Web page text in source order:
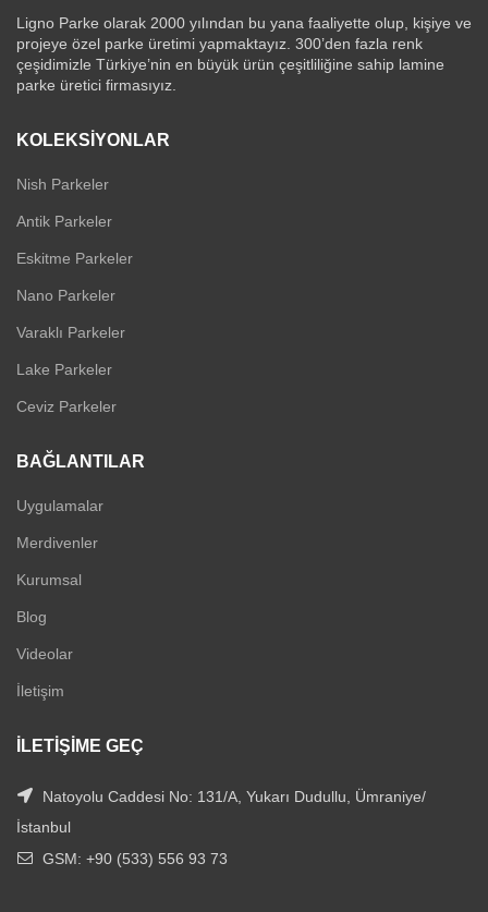
Ligno Parke olarak 2000 yılından bu yana faaliyette olup, kişiye ve
projeye özel parke üretimi yapmaktayız. 300’den fazla renk
çeşidimizle Türkiye’nin en büyük ürün çeşitliliğine sahip lamine
parke üretici firmasıyız.
KOLEKSIYONLAR
Nish Parkeler
Antik Parkeler
Eskitme Parkeler
Nano Parkeler
Varaklı Parkeler
Lake Parkeler
Ceviz Parkeler
BAĞLANTILAR
Uygulamalar
Merdivenler
Kurumsal
Blog
Videolar
İletişim
İLETIŞIME GEÇ
Natoyolu Caddesi No: 131/A, Yukarı Dudullu, Ümraniye/
İstanbul
GSM: +90 (533) 556 93 73